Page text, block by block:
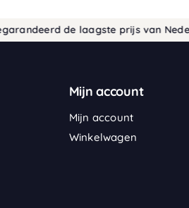
de laagste prijs van Nederland
Mijn account
Mijn account
Winkelwagen